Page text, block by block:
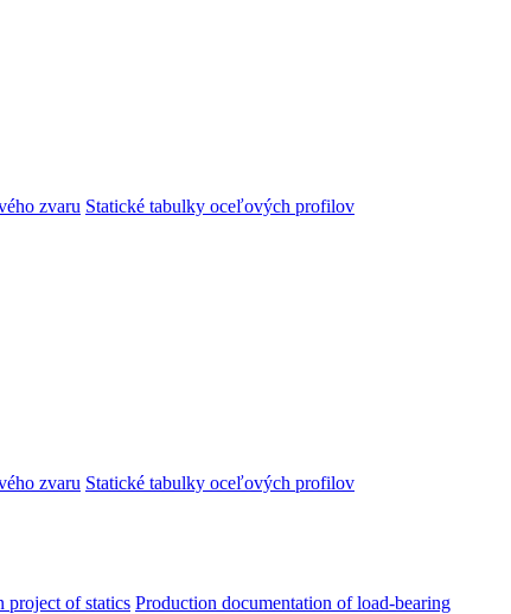
zvaru Statické tabulky oceľových profilov
zvaru Statické tabulky oceľových profilov
project of statics Production documentation of load-bearing